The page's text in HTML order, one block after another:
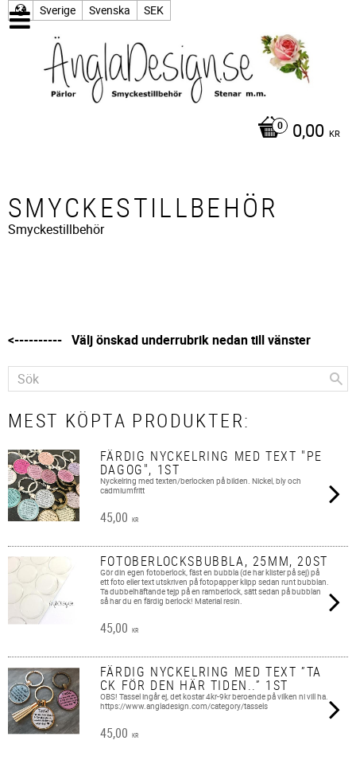
Sverige Svenska SEK
0,00 KR
SMYCKESTILLBEHÖR
Smyckestillbehör
<---------- Välj önskad underrubrik nedan till vänster
MEST KÖPTA PRODUKTER:
FÄRDIG NYCKELRING MED TEXT "PE
DAGOG", 1ST
Nyckelring med texten/berlocken på bilden. Nickel, bly och
cadmiumfritt
45,00 KR
FOTOBERLOCKSBUBBLA, 25MM, 20ST
Gör din egen fotoberlock, fäst en bubbla (de har klister på sej) på
ett foto eller text utskriven på fotopapper klipp sedan runt bubblan.
Ta dubbelhäftande tejp på en ramberlock, sätt sedan på bubblan
så har du en färdig berlock! Material resin.
45,00 KR
FÄRDIG NYCKELRING MED TEXT ”TA
CK FÖR DEN HÄR TIDEN..” 1ST
OBS! Tassel ingår ej, det kostar 4kr-9kr beroende på vilken ni vill ha.
https://www.angladesign.com/category/tassels
45,00 KR